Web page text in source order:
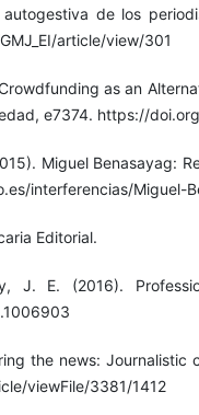
de los
article/view/301
as an
e7374. https://
Miguel Benasayag:
interferencias/Miguel-
Editorial.
J. E. (2016).
the news:
viewFile/3381/1412